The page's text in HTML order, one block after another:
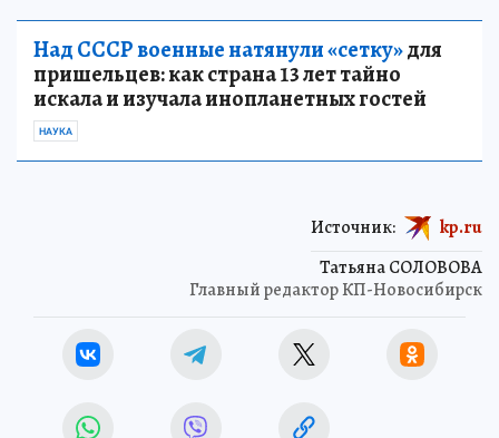
Над СССР военные натянули «сетку»для
пришельцев: как страна 13 лет тайно
искала и изучала инопланетных гостей
НАУКА
Татьяна СОЛОВОВА
Главный редактор КП-Новосибирск
Источник: kp.ru